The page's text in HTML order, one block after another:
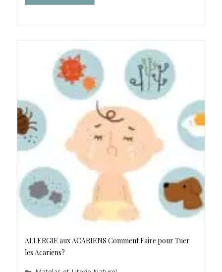
ALLERGIE aux ACARIENS Comment Faire pour Tuer
les Acariens?